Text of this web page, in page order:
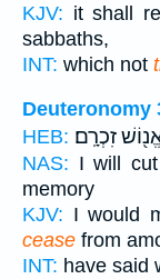
KJV: it shall
sabbaths,
INT: which not
Deuteronomy
HEB: זִכְרָֽם׃
NAS: I will
memory
KJV: I would
cease from
INT: have said